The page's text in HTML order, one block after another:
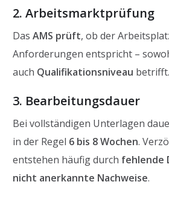
2. Arbeitsmarktprüfung
DasAMS prüft, ob der
Anforderungen entspricht –
auch Qualifikationsniveau betrifft.
3. Bearbeitungsdauer
Bei vollständigen Unterlagen
in der Regel 6 bis 8 Wochen.
entstehen häufig durch fehlende
nicht anerkannte Nachweise.